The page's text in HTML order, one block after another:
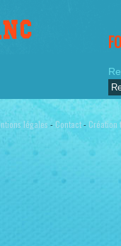
légales -Contact- Création